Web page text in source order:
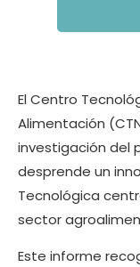
El Centro
Alimentación
investigación del
desprende un
Tecnológica
sector
Este informe